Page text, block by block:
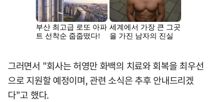
그러면서 "회사는 허영만 화백의 치료와 회복을 최우선
으로 지원할 예정이며, 관련 소식은 추후 안내드리겠
다"고 했다.